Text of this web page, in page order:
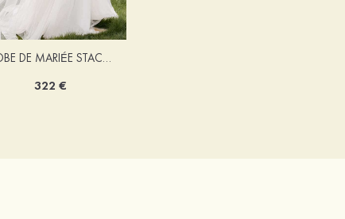
ROBE DE MARIÉE STACEES ALONA
322 €